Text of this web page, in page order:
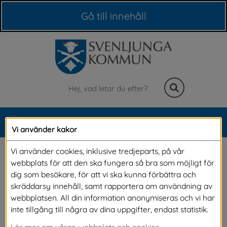
Gå till innehåll
Sök
Meny
Res gratis med
seniorbiljett
Vi erbjuder folkbokförda seniorer som är 70 år
eller äldre en seniorbiljett från Västtrafik. Vi
Vi använder kakor
Vi använder cookies, inklusive tredjeparts, på vår
webbplats för att den ska fungera så bra som möjligt för
dig som besökare, för att vi ska kunna förbättra och
skräddarsy innehåll, samt rapportera om användning av
webbplatsen. All din information anonymiseras och vi har
inte tillgång till några av dina uppgifter, endast statistik.